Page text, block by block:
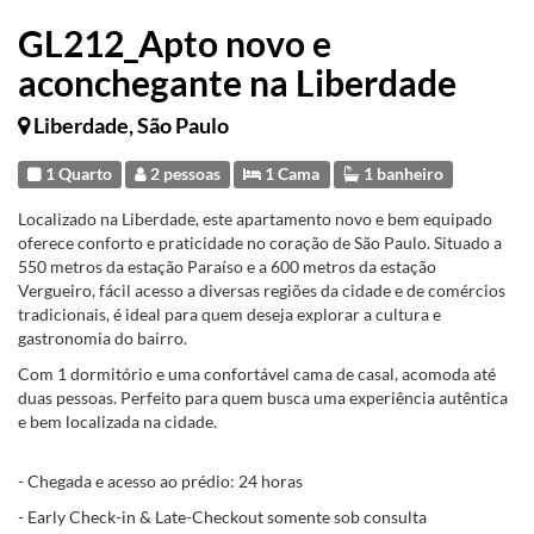
GL212_Apto novo e
aconchegante na Liberdade
Liberdade, São Paulo
1 Quarto 2 pessoas 1 Cama 1 banheiro
Localizado na Liberdade, este apartamento novo e bem equipado
oferece conforto e praticidade no coração de São Paulo. Situado a
550 metros da estação Paraíso e a 600 metros da estação
Vergueiro, fácil acesso a diversas regiões da cidade e de comércios
tradicionais, é ideal para quem deseja explorar a cultura e
gastronomia do bairro.
Com 1 dormitório e uma confortável cama de casal, acomoda até
duas pessoas. Perfeito para quem busca uma experiência autêntica
e bem localizada na cidade.
- Chegada e acesso ao prédio: 24 horas
- Early Check-in & Late-Checkout somente sob consulta